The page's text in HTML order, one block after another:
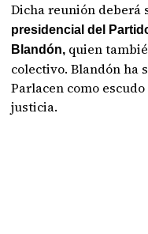
Dicha reunión
presidencial del
Blandón, quien
colectivo. Blandón ha
Parlacen como
justicia.